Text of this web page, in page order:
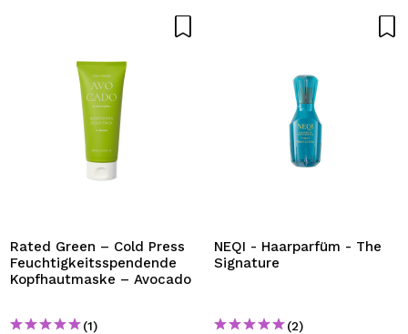
Rated Green – Cold Press
Feuchtigkeitsspendende
Kopfhautmaske – Avocado
(1)
NEQI - Haarparfüm - The
Signature
(2)